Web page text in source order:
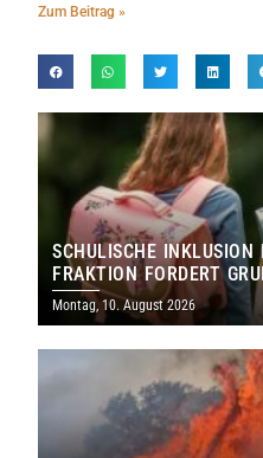
Zum Beitrag »
SCHULISCHE
FRAKTION FORDERT
NEUAUFSTELLUNG
Montag, 10. August 2026